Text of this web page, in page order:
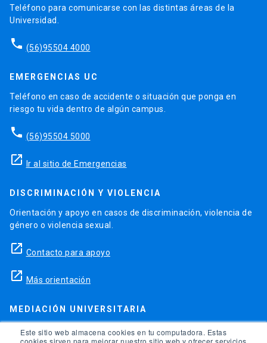
Este sitio web almacena cookies en tu computadora. Estas
cookies sirven para mejorar nuestro sitio web y ofrecer servicios
Teléfono para comunicarse con las distintas áreas de la
Universidad.
phone (56)95504 4000
EMERGENCIAS UC
Teléfono en caso de accidente o situación que ponga en
riesgo tu vida dentro de algún campus.
phone (56)95504 5000
launch Ir al sitio de Emergencias
DISCRIMINACIÓN Y VIOLENCIA
Orientación y apoyo en casos de discriminación, violencia de
género o violencia sexual.
launch Contacto para apoyo
launch Más orientación
MEDIACIÓN UNIVERSITARIA
Teléfonos para orientación y consejo si se ha vulnerado
alguno de tus derechos en la universidad.